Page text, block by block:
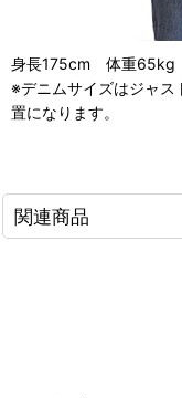
身長175cm 体重65kg
※デニムサイズはジャ
置になります。
関連商品